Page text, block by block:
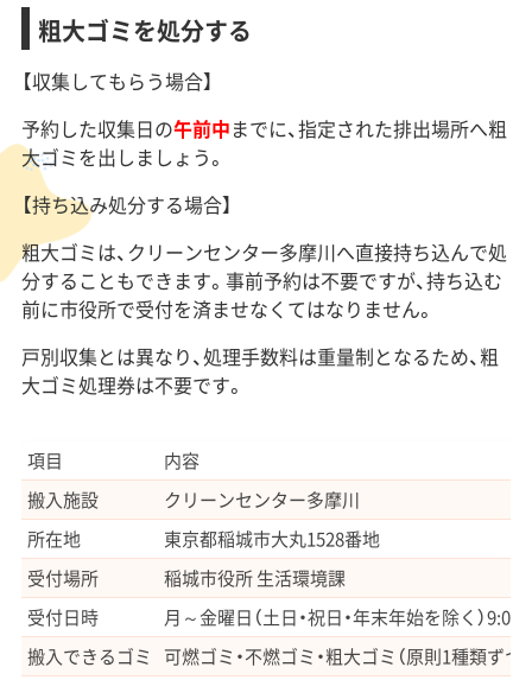
​粗大ゴミを処分する
【収集してもらう場合】
予約した収集日の午前中までに、指定された排出場所へ粗
大ゴミを出しましょう。
【持ち込み処分する場合】
粗大ゴミは、クリーンセンター多摩川へ直接持ち込んで処
分することもできます。事前予約は不要ですが、持ち込む
前に市役所で受付を済ませなくてはなりません。
戸別収集とは異なり、処理手数料は重量制となるため、粗
大ゴミ処理券は不要です。
項目
内容
搬入施設
クリーンセンター多摩川
所在地
東京都稲城市大丸1528番地
受付場所
稲城市役所 生活環境課
受付日時
月～金曜日（土日・祝日・年末年始を除く）9:00
搬入できるゴミ
可燃ゴミ・不燃ゴミ・粗大ゴミ（原則1種類ずつ